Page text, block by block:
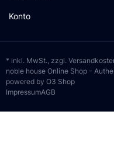
Konto
* inkl. MwSt., zzgl.
noble house Online Shop -
powered by O3 Shop
ImpressumAGB